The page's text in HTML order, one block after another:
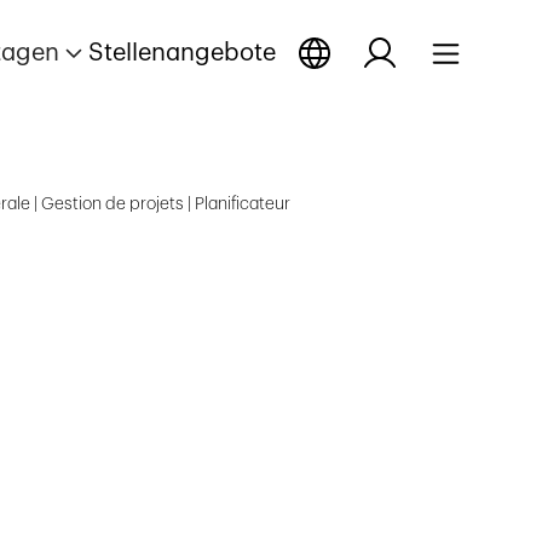
Stellenangebote
| Gestion de projets | Planificateur